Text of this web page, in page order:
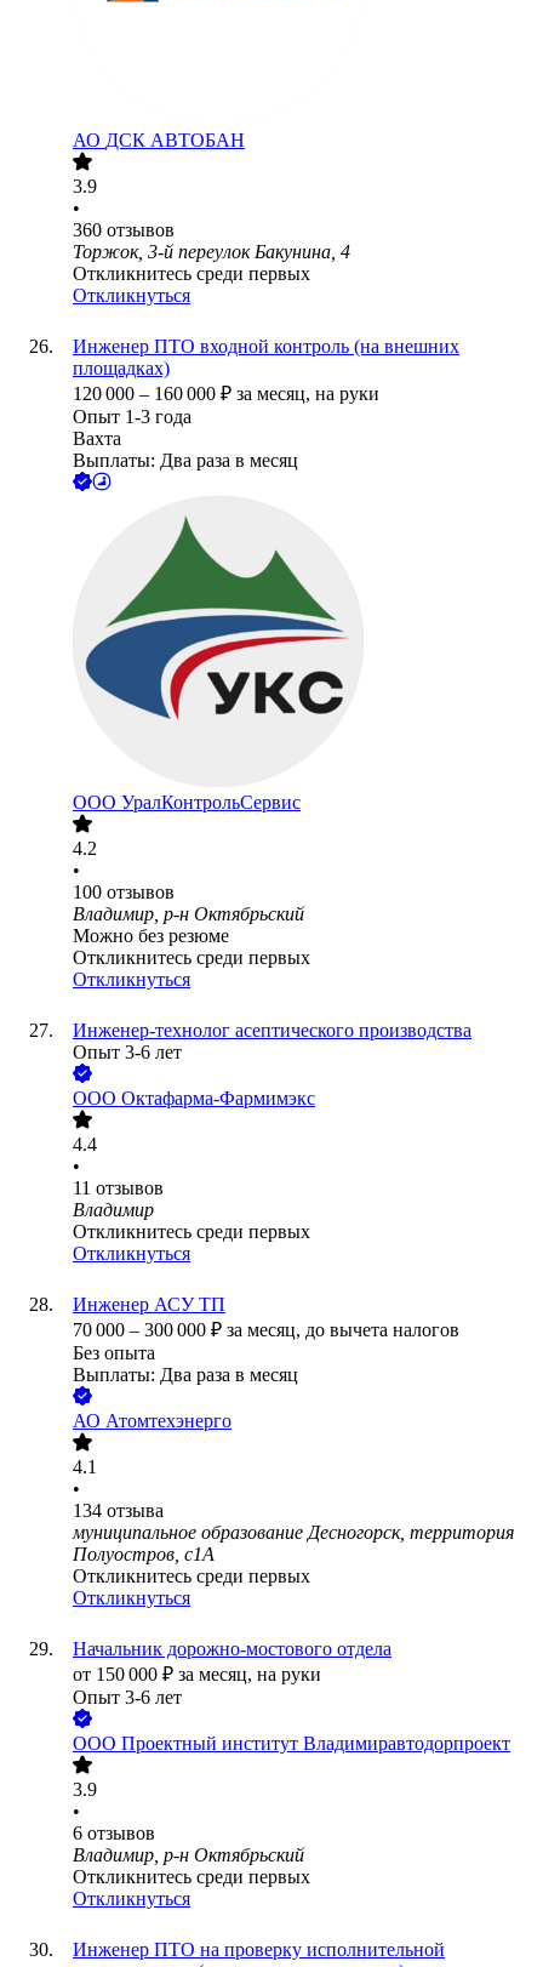
АО ДСК АВТОБАН
3.9
•
360 отзывов
Торжок, 3-й переулок Бакунина, 4
Откликнитесь среди первых
Откликнуться
Инженер ПТО входной контроль (на внешних
площадках)
120 000 – 160 000 ₽ за месяц, на руки
Опыт 1-3 года
Вахта
Выплаты: Два раза в месяц
ООО УралКонтрольСервис
4.2
•
100 отзывов
Владимир, р-н Октябрьский
Можно без резюме
Откликнитесь среди первых
Откликнуться
Инженер-технолог асептического производства
Опыт 3-6 лет
ООО Октафарма-Фармимэкс
4.4
•
11 отзывов
Владимир
Откликнитесь среди первых
Откликнуться
Инженер АСУ ТП
70 000 – 300 000 ₽ за месяц, до вычета налогов
Без опыта
Выплаты: Два раза в месяц
АО Атомтехэнерго
4.1
•
134 отзыва
муниципальное образование Десногорск, территория
Полуостров, с1А
Откликнитесь среди первых
Откликнуться
Начальник дорожно-мостового отдела
от 150 000 ₽ за месяц, на руки
Опыт 3-6 лет
ООО Проектный институт Владимиравтодорпроект
3.9
•
6 отзывов
Владимир, р-н Октябрьский
Откликнитесь среди первых
Откликнуться
Инженер ПТО на проверку исполнительной